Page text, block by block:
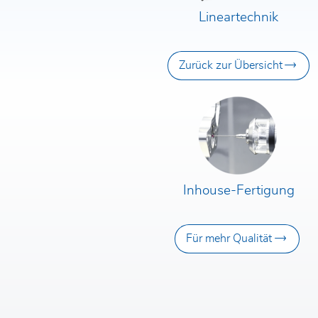
Lineartechnik
Zurück zur Übersicht
Inhouse-Fertigung
Für mehr Qualität